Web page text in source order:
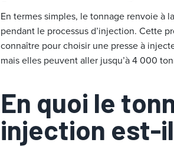
En termes simples, le tonnage renvoie à
pendant le processus d’injection. Cette
connaître pour choisir une presse à
mais elles peuvent aller jusqu’à 4 000
En quoi le
injection est-